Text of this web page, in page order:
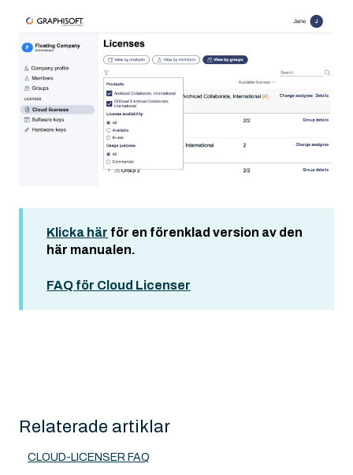
Klicka här för en förenklad version av den
här manualen.
FAQ för Cloud Licenser
Relaterade artiklar
CLOUD-LICENSER FAQ